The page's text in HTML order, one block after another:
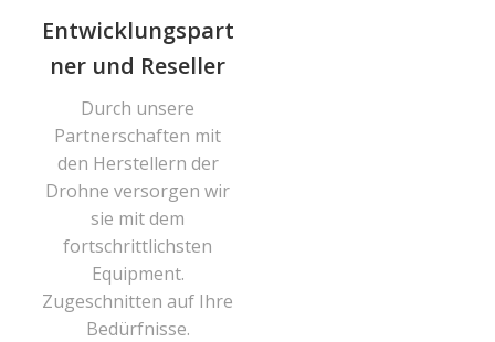
Entwicklungspart
ner und Reseller
Durch unsere
Partnerschaften mit
den Herstellern der
Drohne versorgen wir
sie mit dem
fortschrittlichsten
Equipment.
Zugeschnitten auf Ihre
Bedürfnisse.